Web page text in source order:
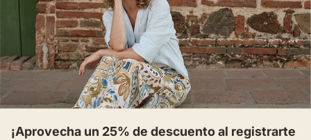
¡Aprovecha un 25% de descuento al registrarte